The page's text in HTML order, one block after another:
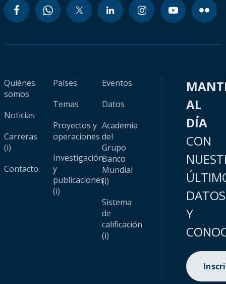
Quiénes
somos
Noticias
Carreras
(i)
Contacto
Países
Temas
Proyectos y
operaciones
Investigación
y
publicaciones
(i)
Eventos
Datos
Academia
del
Grupo
Banco
Mundial
(i)
Sistema
de
calificación
(i)
AL
DÍA
CON
DATOS
Y